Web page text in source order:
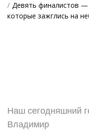
Девять финалистов —
которые зажглись на
Наш сегодняшний
Владимир